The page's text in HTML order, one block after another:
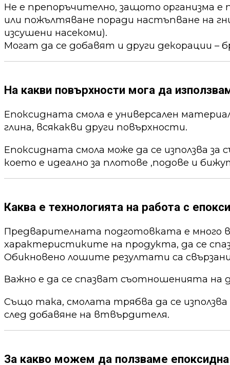
Не е препоръчително, защото организма
или пожълтяване поради настъпване на
изсушени насекоми).
Могат да се добавят и други декорации –
На какви повърхности мога да
Епоксидната смола е универсален
глина, всякакви други повърхности.
Епоксидната смола може да се използва за
което е идеално за плотове ,подове и
Каква е технологията на работа с
Предварителната подготовката е много
характеристиките на продукта, да се
Обикновено лошите резултати са
Важно е да се спазват съотношенията на
Също така, смолата трябва да се
след добавяне на втвърдителя.
За какво можем да ползваме